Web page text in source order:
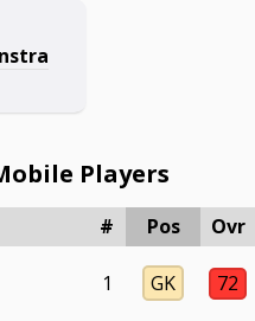
Players
# Pos Ovr
1 GK 72